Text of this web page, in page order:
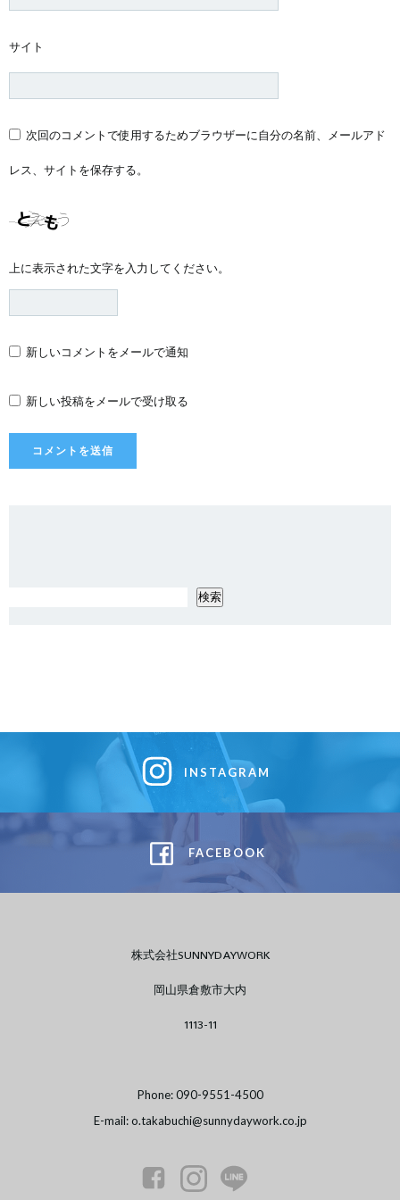
サイト
次回のコメントで使用するためブラウザーに自分の名前、メールアド
レス、サイトを保存する。
上に表示された文字を入力してください。
新しいコメントをメールで通知
新しい投稿をメールで受け取る
検索
INSTAGRAM
FACEBOOK
株式会社SUNNYDAYWORK
岡山県倉敷市大内
1113-11
Phone: 090-9551-4500
E-mail: o.takabuchi@sunnydaywork.co.jp